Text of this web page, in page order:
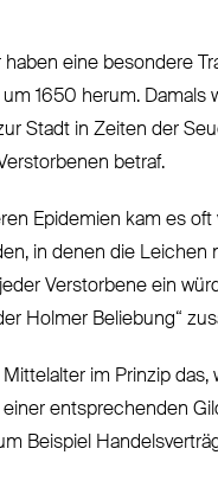
eine besondere
1650 herum. Damals
Stadt in Zeiten der
betraf.
Epidemien kam es
in denen die Leichen
Verstorbene ein
Holmer Beliebung“
im Prinzip
einer entsprechenden
Beispiel